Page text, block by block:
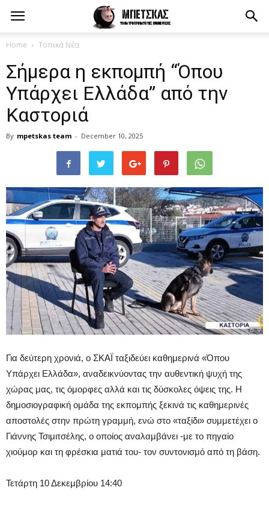
Home Τοπικά Νέα
Σήμερα η εκπομπή “Όπου
Υπάρχει Ελλάδα” από την
Καστοριά
By mpetskas team - December 10, 2025
Για δεύτερη χρονιά, ο ΣΚΑΪ ταξιδεύει καθημερινά «Όπου
Υπάρχει Ελλάδα», αναδεικνύοντας την αυθεντική ψυχή της
χώρας μας, τις όμορφες αλλά και τις δύσκολες όψεις της. Η
δημοσιογραφική ομάδα της εκπομπής ξεκινά τις καθημερινές
αποστολές στην πρώτη γραμμή, ενώ στο «ταξίδι» συμμετέχει ο
Γιάννης Τσιμιτσέλης, ο οποίος αναλαμβάνει -με το πηγαίο
χιούμορ και τη φρέσκια ματιά του- τον συντονισμό από τη βάση.
Τετάρτη 10 Δεκεμβρίου 14:40